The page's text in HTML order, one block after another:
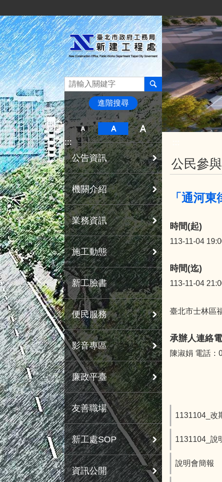
進階搜尋
:::
公告資訊
機關介紹
業務資訊
施工動態
新工臉書
便民服務
影音專區
廉政平臺
友善職場
新工處SOP
資訊公開
公民參
「通河
時間(起)
113-11-04
時間(迄)
113-11-04
臺北市士林區
承辦人連絡
陳淑娟 電話：
1131104_改
1131104_說
說明會簡報